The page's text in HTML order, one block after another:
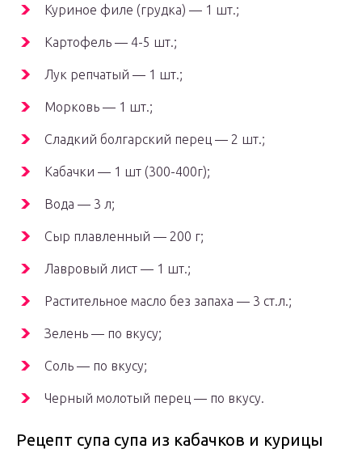
Куриное филе (грудка) — 1 шт.;
Картофель — 4-5 шт.;
Лук репчатый — 1 шт.;
Морковь — 1 шт.;
Сладкий болгарский перец — 2 шт.;
Кабачки — 1 шт (300-400г);
Вода — 3 л;
Сыр плавленный — 200 г;
Лавровый лист — 1 шт.;
Растительное масло без запаха — 3 ст.л.;
Зелень — по вкусу;
Соль — по вкусу;
Черный молотый перец — по вкусу.
Рецепт супа супа из кабачков и курицы